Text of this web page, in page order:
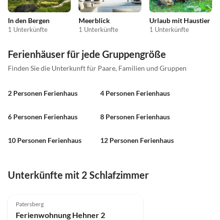
In den Bergen
1 Unterkünfte
Meerblick
1 Unterkünfte
Urlaub mit Haustier
1 Unterkünfte
Ferienhäuser für jede Gruppengröße
Finden Sie die Unterkunft für Paare, Familien und Gruppen
2 Personen Ferienhaus 4 Personen Ferienhaus
6 Personen Ferienhaus 8 Personen Ferienhaus
10 Personen Ferienhaus 12 Personen Ferienhaus
Unterkünfte mit 2 Schlafzimmer
Patersberg
Ferienwohnung Hehner 2